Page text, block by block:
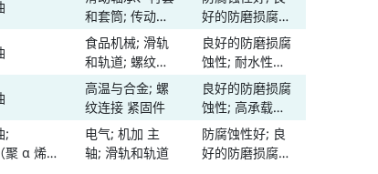
紧固件
滑动轴承、衬套
和套筒; 滑轨和
轨道; 螺纹连接
紧固件
低速性能; 温度
范围宽
和套筒; 传动丝
杠; 滚动轴承;
滑轨和轨道
好的防磨损腐蚀
性; 高承载能力;
高速性能; 高粘
性和附着力; 抗
磨损性高; 低速
性能
食品机械; 滑轨
和轨道; 螺纹连
接 紧固件
良好的防磨损腐
蚀性; 耐水性好;
高承载能力; 高
速性能; 抗磨损
性高; 温度范围
宽
高温与合金; 螺
纹连接 紧固件
良好的防磨损腐
蚀性; 高承载能
力; 高温性能;
抗磨损性高; 脱
模特性; 温度范
;
聚 α 烯
电气; 机加 主
轴; 滑轨和轨道
防腐蚀性好; 良
好的防磨损腐蚀